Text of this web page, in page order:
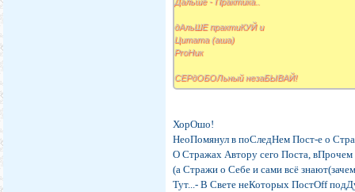
дАльШЕ практиКУЙ и
Цитата (аша)
ProНик
СЕРдОБОЛьный незаБЫВАЙ!
ХорОшо!
НеоПомянул в поСледНем Пост-е о
О Стражах Автору сего Поста,
(а Стражи о Себе и сами всё
Тут...- В Свете неКоторых ПостОff